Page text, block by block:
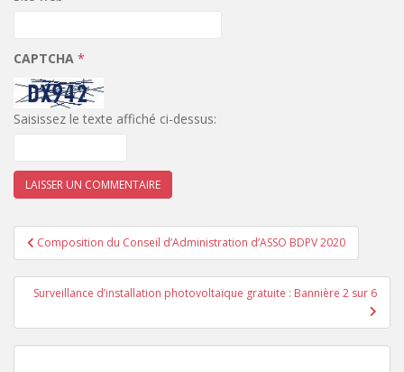
CAPTCHA *
Saisissez le texte affiché ci-dessus:
Navigation
de
l’article
Composition du Conseil d’Administration d’ASSO BDPV 2020
Surveillance d’installation photovoltaïque gratuite : Bannière 2 sur 6